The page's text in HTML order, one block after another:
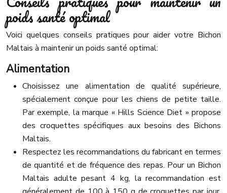
poids santé optimal
Voici quelques conseils pratiques pour aider votre Bichon
Maltais à maintenir un poids santé optimal:
Alimentation
Choisissez une alimentation de qualité supérieure,
spécialement conçue pour les chiens de petite taille.
Par exemple, la marque « Hills Science Diet » propose
des croquettes spécifiques aux besoins des Bichons
Maltais.
Respectez les recommandations du fabricant en termes
de quantité et de fréquence des repas. Pour un Bichon
Maltais adulte pesant 4 kg, la recommandation est